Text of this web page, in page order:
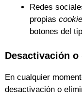
Redes
propias
botones del
Desactivación
En cualquier
desactivación o